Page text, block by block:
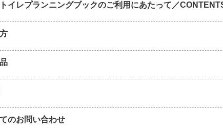
イレプランニングブックのご利用にあたって／
のお問い合わせ